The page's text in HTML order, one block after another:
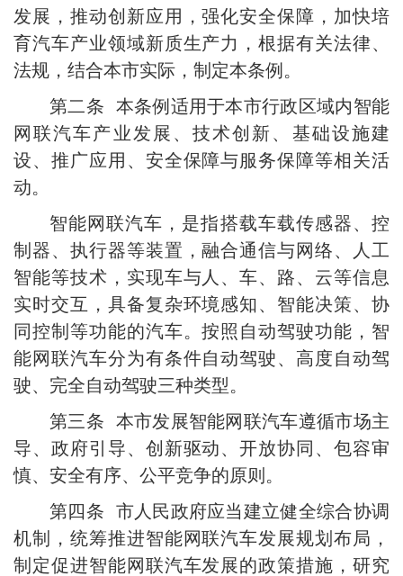
发展，推动创新应用，强化安全保障，加快培
育汽车产业领域新质生产力，根据有关法律、
法规，结合本市实际，制定本条例。
第二条 本条例适用于本市行政区域内智能
网联汽车产业发展、技术创新、基础设施建
设、推广应用、安全保障与服务保障等相关活
动。
智能网联汽车，是指搭载车载传感器、控
制器、执行器等装置，融合通信与网络、人工
智能等技术，实现车与人、车、路、云等信息
实时交互，具备复杂环境感知、智能决策、协
同控制等功能的汽车。按照自动驾驶功能，智
能网联汽车分为有条件自动驾驶、高度自动驾
驶、完全自动驾驶三种类型。
第三条 本市发展智能网联汽车遵循市场主
导、政府引导、创新驱动、开放协同、包容审
慎、安全有序、公平竞争的原则。
第四条 市人民政府应当建立健全综合协调
机制，统筹推进智能网联汽车发展规划布局，
制定促进智能网联汽车发展的政策措施，研究